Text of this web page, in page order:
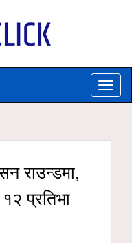
Toggle
राउन्डमा,
प्रतिभा